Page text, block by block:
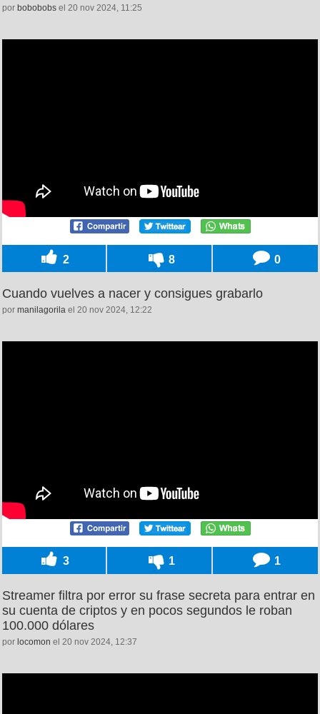
por bobobobs el 20 nov 2024, 11:25
2 8 0
Cuando vuelves a nacer y consigues grabarlo
por manilagorila el 20 nov 2024, 12:22
3 1 1
Streamer filtra por error su frase secreta para entrar en
su cuenta de criptos y en pocos segundos le roban
100.000 dólares
por locomon el 20 nov 2024, 12:37